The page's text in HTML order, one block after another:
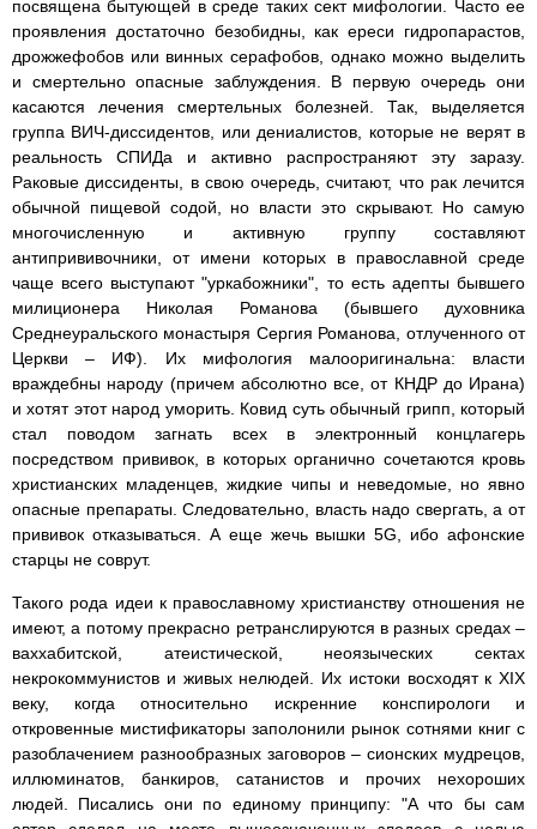
посвящена бытующей в среде таких сект мифологии. Часто ее
проявления достаточно безобидны, как ереси гидропарастов,
дрожжефобов или винных серафобов, однако можно выделить
и смертельно опасные заблуждения. В первую очередь они
касаются лечения смертельных болезней. Так, выделяется
группа ВИЧ-диссидентов, или дениалистов, которые не верят в
реальность СПИДа и активно распространяют эту заразу.
Раковые диссиденты, в свою очередь, считают, что рак лечится
обычной пищевой содой, но власти это скрывают. Но самую
многочисленную и активную группу составляют
антипрививочники, от имени которых в православной среде
чаще всего выступают "уркабожники", то есть адепты бывшего
милиционера Николая Романова (бывшего духовника
Среднеуральского монастыря Сергия Романова, отлученного от
Церкви – ИФ). Их мифология малооригинальна: власти
враждебны народу (причем абсолютно все, от КНДР до Ирана)
и хотят этот народ уморить. Ковид суть обычный грипп, который
стал поводом загнать всех в электронный концлагерь
посредством прививок, в которых органично сочетаются кровь
христианских младенцев, жидкие чипы и неведомые, но явно
опасные препараты. Следовательно, власть надо свергать, а от
прививок отказываться. А еще жечь вышки 5G, ибо афонские
старцы не соврут.
Такого рода идеи к православному христианству отношения не
имеют, а потому прекрасно ретранслируются в разных средах –
ваххабитской, атеистической, неоязыческих сектах
некрокоммунистов и живых нелюдей. Их истоки восходят к XIX
веку, когда относительно искренние конспирологи и
откровенные мистификаторы заполонили рынок сотнями книг с
разоблачением разнообразных заговоров – сионских мудрецов,
иллюминатов, банкиров, сатанистов и прочих нехороших
людей. Писались они по единому принципу: "А что бы сам